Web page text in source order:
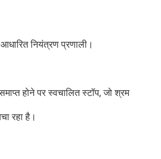
नियंत्रण प्रणाली।
होने पर स्वचालित स्टॉप, जो श्रम
रहा है।